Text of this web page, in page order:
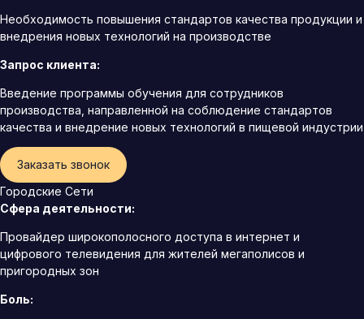
Необходимость повышения стандартов качества продукции и
внедрения новых технологий на производстве
Запрос клиента:
Введение программы обучения для сотрудников
производства, направленной на соблюдение стандартов
качества и внедрение новых технологий в пищевой индустрии
Заказать звонок
Городские Сети
Сфера деятельности:
Провайдер широкополосного доступа в интернет и
цифрового телевидения для жителей мегаполисов и
пригородных зон
Боль: